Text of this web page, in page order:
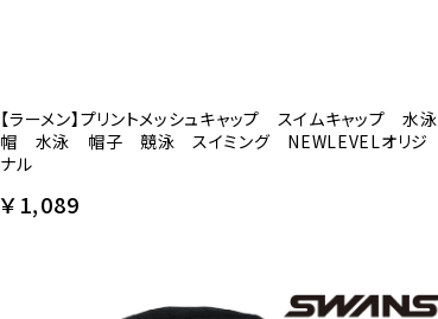
【ラーメン】プリントメッシュキャップ スイムキャップ 水泳
帽 水泳 帽子 競泳 スイミング NEWLEVELオリジ
ナル
￥1,089